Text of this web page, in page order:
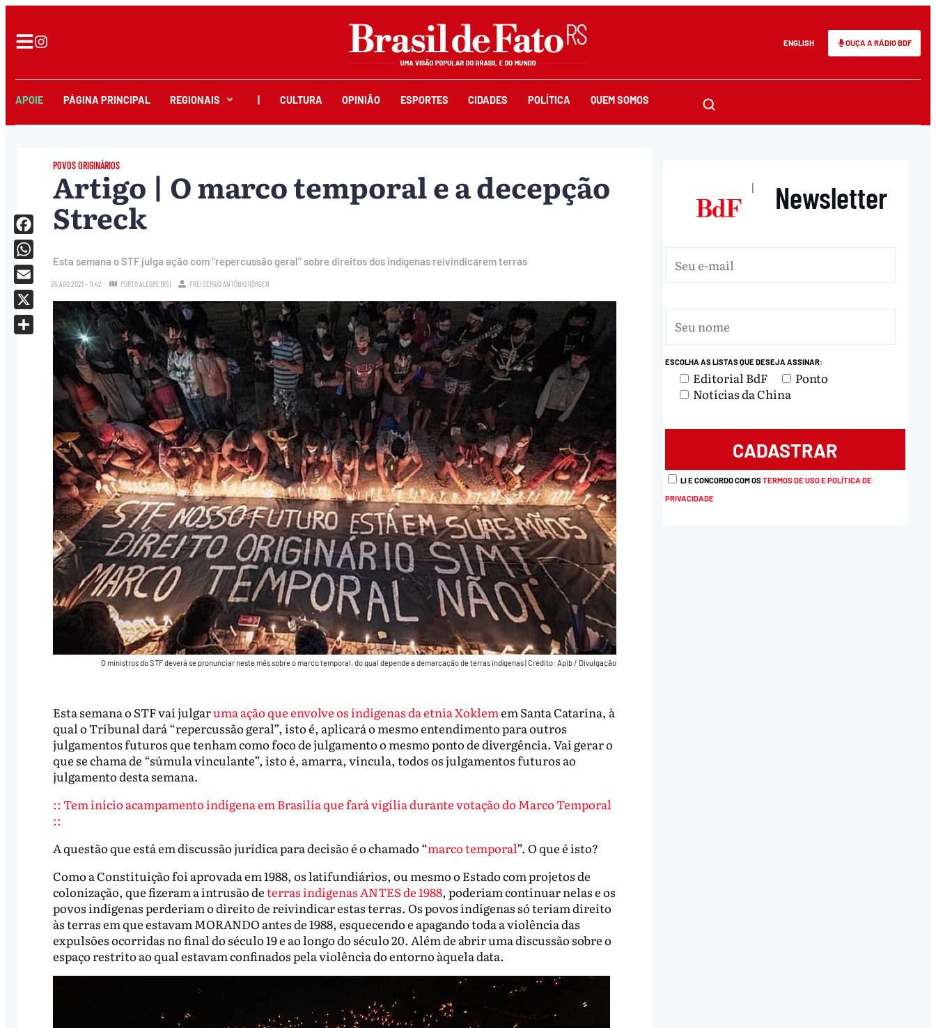
ENGLISH OUÇA A RÁDIO BDF
APOIE PÁGINA PRINCIPAL REGIONAIS CULTURA OPINIÃO ESPORTES CIDADES POLÍTICA QUEM SOMOS
POVOS ORIGINÁRIOS
Artigo | O marco temporal e a decepção
Streck
Esta semana o STF julga ação com "repercussão geral" sobre direitos dos indígenas reivindicarem terras
25.AGO.2021 - 11:42 PORTO ALEGRE (RS) FREI SÉRGIO ANTÔNIO GÖRGEN
O ministros do STF deverá se pronunciar neste mês sobre o marco temporal, do qual depende a demarcação de terras indígenas Crédito: Apib / Divulgação
Esta semana o STF vai julgaruma ação que envolve os indígenas da etnia Xoklemem Santa Catarina, à
qual o Tribunal dará “repercussão geral”, isto é, aplicará o mesmo entendimento para outros
julgamentos futuros que tenham como foco de julgamento o mesmo ponto de divergência. Vai gerar o
que se chama de “súmula vinculante”, isto é, amarra, vincula, todos os julgamentos futuros ao
julgamento desta semana.
:: Tem início acampamento indígena em Brasilia que fará vigília durante votação do Marco Temporal
::
A questão que está em discussão jurídica para decisão é o chamado “marco temporal”. O que é isto?
Como a Constituição foi aprovada em 1988, os latifundiários, ou mesmo o Estado com projetos de
colonização, que fizeram a intrusão deterras indígenas ANTES de 1988, poderiam continuar nelas e os
povos indígenas perderiam o direito de reivindicar estas terras. Os povos indígenas só teriam direito
às terras em que estavam MORANDO antes de 1988, esquecendo e apagando toda a violência das
expulsões ocorridas no final do século 19 e ao longo do século 20. Além de abrir uma discussão sobre o
espaço restrito ao qual estavam confinados pela violência do entorno àquela data.
Facebook
WhatsApp
Email
X
| Newsletter
ESCOLHA AS LISTAS QUE DESEJA ASSINAR:
Editorial BdF
Ponto
Notícias da China
LI E CONCORDO COM OSTERMOS DE USO E POLÍTICA DE
PRIVACIDADE